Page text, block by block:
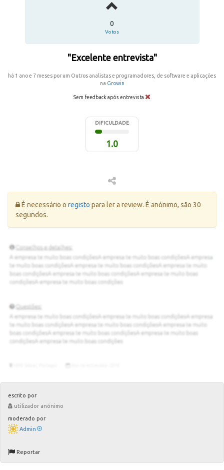
0
Votos
"Excelente entrevista"
há 1 ano e 7 meses por um Outros analistas e programadores, de software e aplicações
na Growin
Sem feedback após entrevista
DIFICULDADE
1.0
Erro:
É necessário o registo para ler a review. É anónimo, são 30
segundos.
escrito por
utilizador anónimo
moderado por
Admin
Reportar